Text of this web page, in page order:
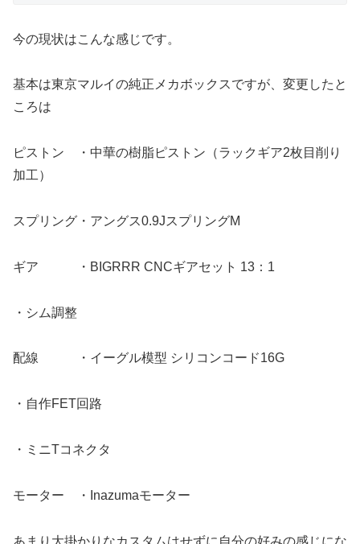
今の現状はこんな感じです。
基本は東京マルイの純正メカボックスですが、変更したと
ころは
ピストン ・中華の樹脂ピストン（ラックギア2枚目削り
加工）
スプリング・アングス0.9JスプリングM
ギア ・BIGRRR CNCギアセット 13：1
・シム調整
配線 ・イーグル模型 シリコンコード16G
・自作FET回路
・ミニTコネクタ
モーター ・Inazumaモーター
あまり大掛かりなカスタムはせずに自分の好みの感じにな